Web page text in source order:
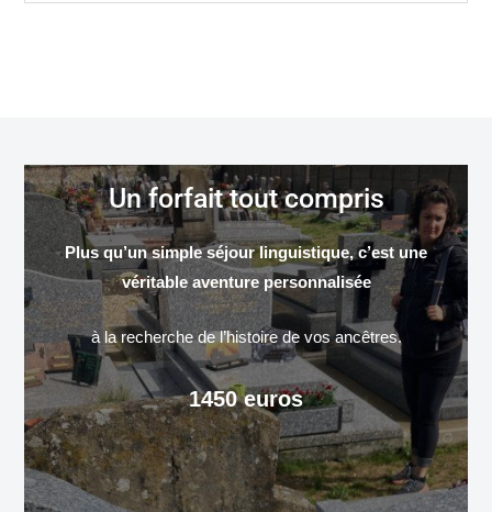
Un forfait tout compris
Plus qu’un simple séjour linguistique, c’est une
véritable aventure personnalisée
à la recherche de l’histoire de vos ancêtres.
1450 euros